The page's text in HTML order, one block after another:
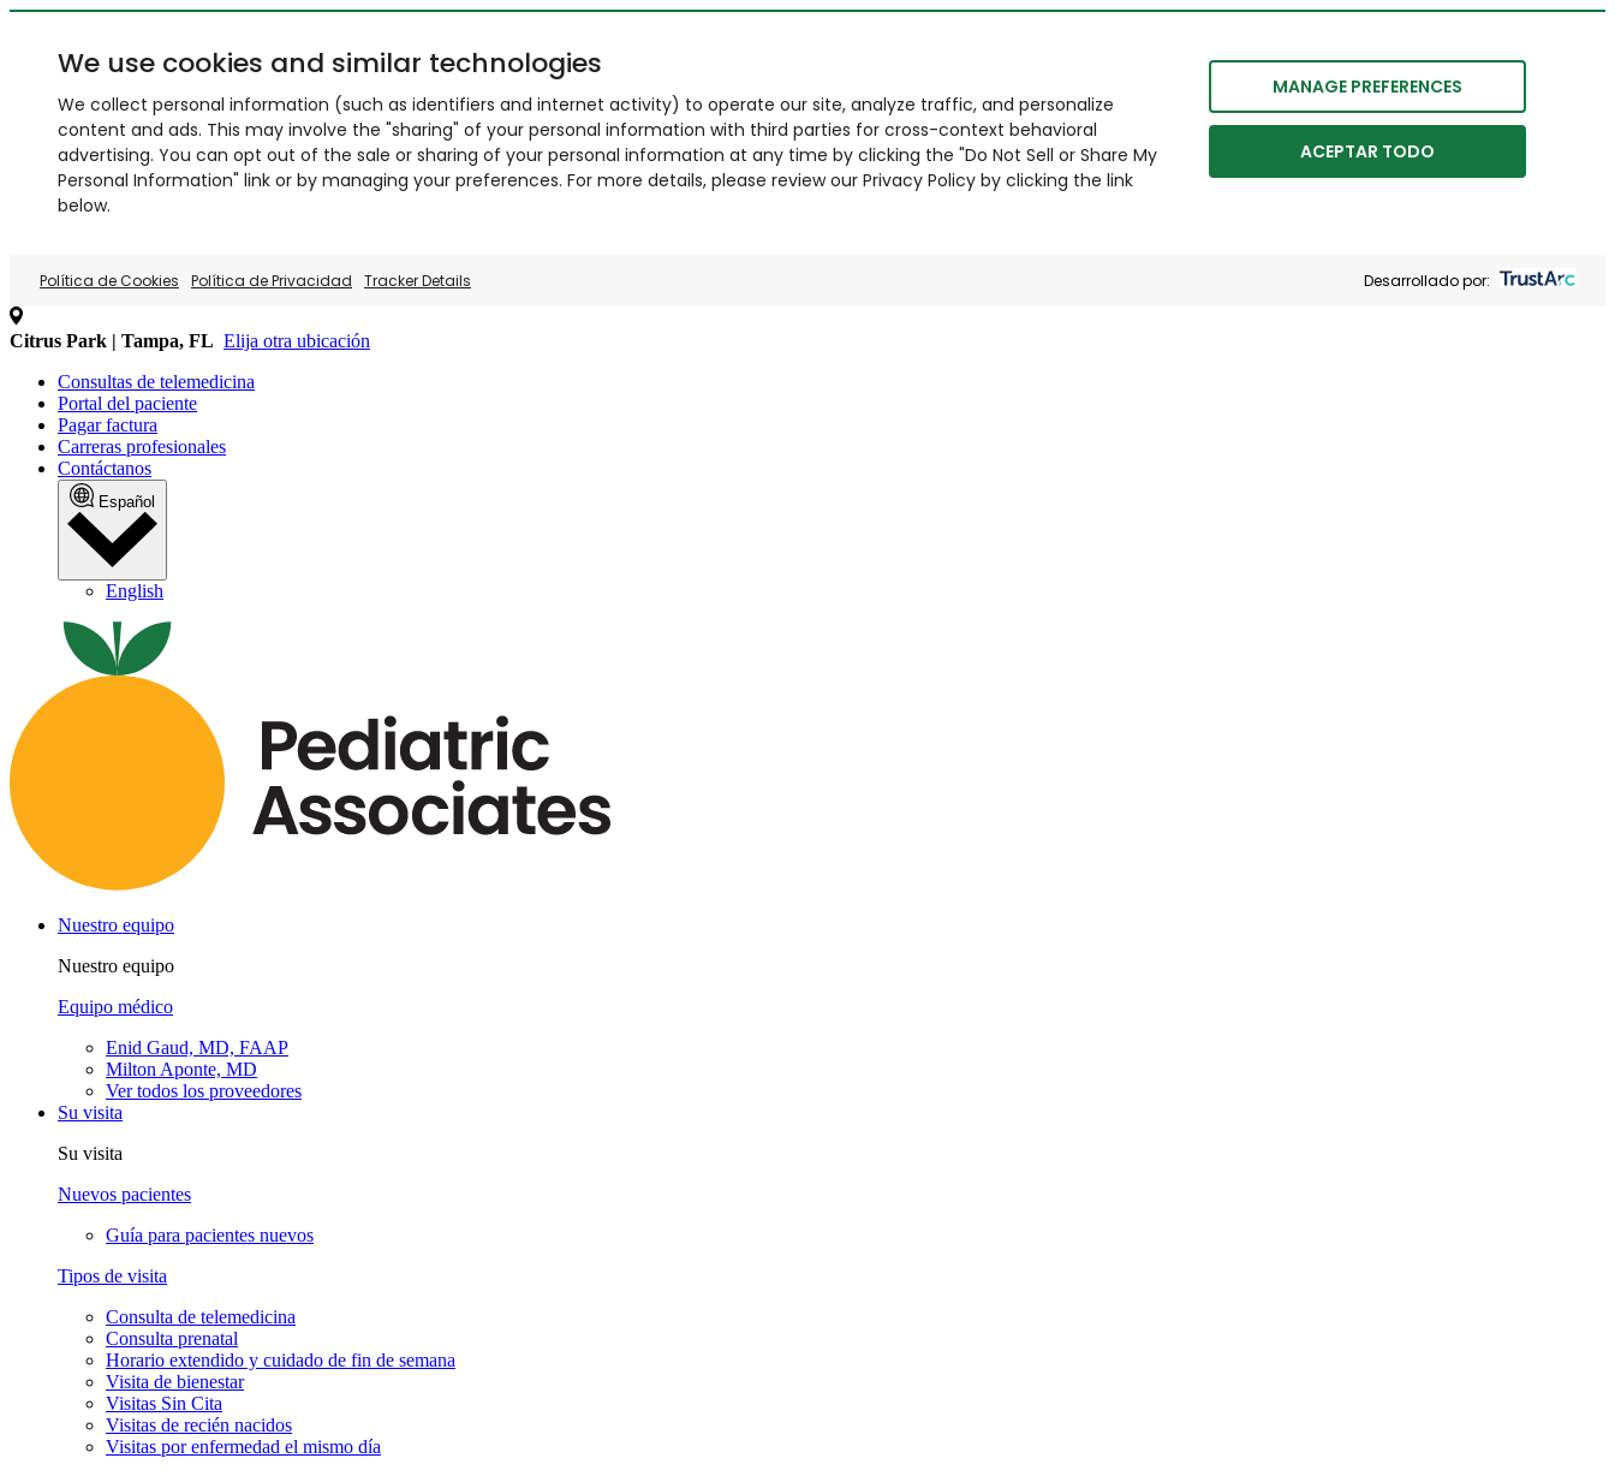
We use cookies and similar technologies
We collect personal information (such as identifiers and internet activity) to operate our site, analyze traffic, and personalize
content and ads. This may involve the "sharing" of your personal information with third parties for cross-context behavioral
advertising. You can opt out of the sale or sharing of your personal information at any time by clicking the "Do Not Sell or Share My
Personal Information" link or by managing your preferences. For more details, please review our Privacy Policy by clicking the link
below.
MANAGE PREFERENCES
ACEPTAR TODO
Política de Cookies Política de Privacidad Tracker Details Desarrollado por:
Citrus Park | Tampa, FL Elija otra ubicación
Consultas de telemedicina
Portal del paciente
Pagar factura
Carreras profesionales
Contáctanos
Español
English
Nuestro equipo
Nuestro equipo
Equipo médico
Enid Gaud, MD, FAAP
Milton Aponte, MD
Ver todos los proveedores
Su visita
Su visita
Nuevos pacientes
Guía para pacientes nuevos
Tipos de visita
Consulta de telemedicina
Consulta prenatal
Horario extendido y cuidado de fin de semana
Visita de bienestar
Visitas Sin Cita
Visitas de recién nacidos
Visitas por enfermedad el mismo día